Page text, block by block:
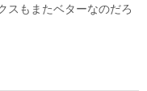
スもまたベターなのだろ